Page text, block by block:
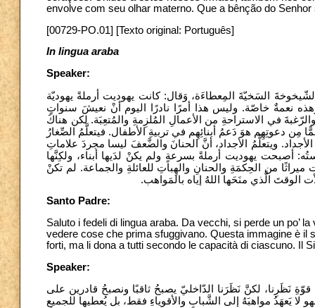
envolve com seu olhar materno. Que a bênção do
[00729-PO.01] [Texto original: Português]
In lingua araba
Speaker:
السَخيّةَ المِعطاءَة، وَقال: كانت يهوديت أرملةً يهوديّة
خاصّة. وليس هذا أمرًا نادرًا اليوم أنْ نعيشَ سنواتٍ
في الاستراحةِ من الأعمالِ المُلزِمةِ والمُتعِبَة. لكن هناكَ
مِن دعوتِهِم هوَ دَعمُ أبنائِهِم في تربيةِ الأطفال. فيتعلَّمُ الصِّغارُ
ويتعلَّمُ الأجداد، أنَّ الحنانَ والضَّعفَ ليسا مجردَ علاماتِ
أصبحت يهوديت أرملةً بسرعةٍ ولم يكنْ لدَيها أبناء، ولكِنَّها
من الحِكمَةِ والحنانِ والهِباتِ للعائلةِ والجماعة. لم تكنْ
الَّذي منَحَها اللهُ إياه بالمَواهب.
Santo Padre:
Saluto i fedeli di lingua araba. Da vecchi, si perde un po’
vedere cose che prima sfuggivano. Questa immagine è il
Speaker:
نَظَرِنا، لكنَّ نَظَرَنا الدّاخليّ يصبحُ ثاقبًا ونصبحُ قادرين على
يَعهَدُ مواهبَهُ إلى الشَّبابِ والأقوياءِ فقط، بل يُعطيها للجميعِ